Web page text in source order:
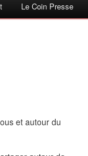
Le Coin Presse
et autour du